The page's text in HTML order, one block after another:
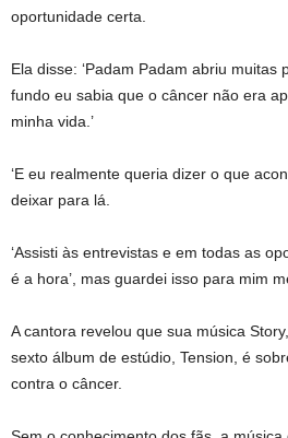
oportunidade certa.
Ela disse: ‘Padam Padam abriu muitas
fundo eu sabia que o câncer não era
minha vida.’
‘E eu realmente queria dizer o que
deixar para lá.
‘Assisti às entrevistas e em todas as
é a hora’, mas guardei isso para mim
A cantora revelou que sua música
sexto álbum de estúdio, Tension, é
contra o câncer.